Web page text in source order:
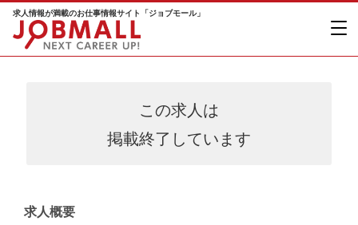
求人情報が満載のお仕事情報サイト「ジョブモール」
この求人は
掲載終了しています
求人概要